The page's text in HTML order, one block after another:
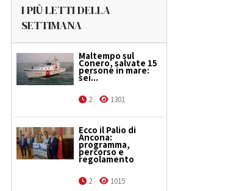
I PIÙ LETTI DELLA
SETTIMANA
Maltempo sul
Conero, salvate 15
persone in mare:
sei...
2 1301
Ecco il Palio di
Ancona:
programma,
percorso e
regolamento
2 1015